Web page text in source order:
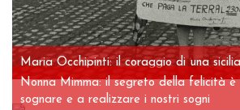
Maria Occhipinti: il coraggio di una
Nonna Mimma: il segreto della felicità è
sognare e a realizzare i nostri sogni